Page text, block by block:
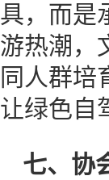
具，而是
游热潮，
同人群培
让绿色自
七、 协